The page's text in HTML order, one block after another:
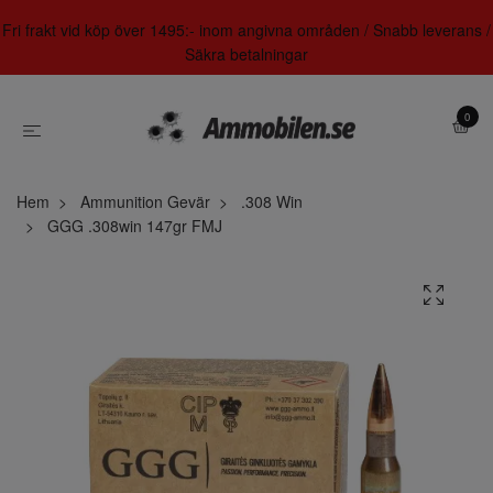
Fri frakt vid köp över 1495:- inom angivna områden / Snabb leverans /
Säkra betalningar
0
Hem Ammunition Gevär
.308 Win
GGG .308win 147gr FMJ